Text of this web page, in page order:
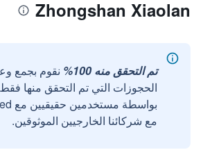
Zhongshan Xiaolan
تم التحقق منه 100%
نقوم بجمع
الحجوزات التي تم التحقق منها
مع شركائنا الخارجيين الموثوقين.